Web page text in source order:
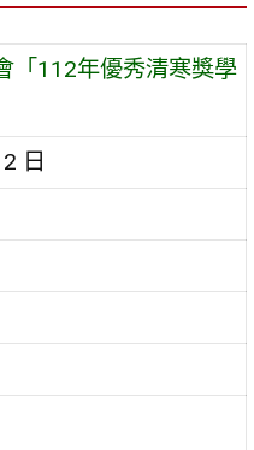
「112年優秀清寒獎學
日